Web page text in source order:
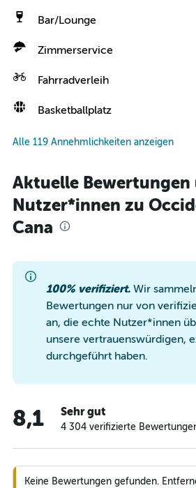
Bar/Lounge
Zimmerservice
Fahrradverleih
Basketballplatz
Alle 119 Annehmlichkeiten anzeigen
Aktuelle Bewertungen
Nutzer*innen zu
Cana
100% verifiziert. Wir
Bewertungen nur von
an, die echte Nutzer*innen
unsere vertrauenswürdigen,
durchgeführt haben.
8,1 Sehr gut
4 304 verifizierte
Keine Bewertungen gefunden.